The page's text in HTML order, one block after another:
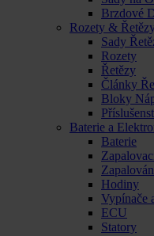
Brzdové
Rozety &
Sady
Rozety
Řetězy
Články
Bloky
Baterie a
Baterie
Hodiny
Vypínače
ECU
Statory